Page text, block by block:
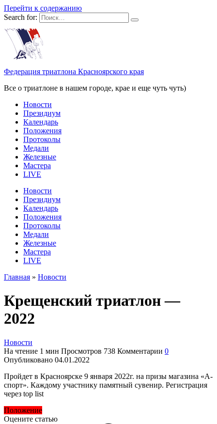
Перейти к содержанию
Search for:
Федерация триатлона Красноярского края
Все о триатлоне в нашем городе, крае и еще чуть чуть)
Новости
Президиум
Календарь
Положения
Протоколы
Медали
Железные
Мастера
LIVE
Новости
Президиум
Календарь
Положения
Протоколы
Медали
Железные
Мастера
LIVE
Главная » Новости
Крещенский триатлон —
2022
Новости
На чтение 1 мин Просмотров 738 Комментарии 0
Опубликовано 04.01.2022
Пройдет в Красноярске 9 января 2022г. на призы магазина «А-
спорт». Каждому участнику памятный сувенир. Регистрация
через top list
Положение
Оцените статью